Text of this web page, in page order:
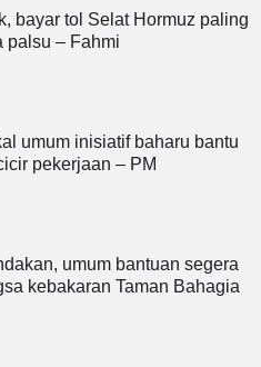
bayar tol Selat Hormuz paling
palsu – Fahmi
umum inisiatif baharu bantu
pekerjaan – PM
umum bantuan segera
kebakaran Taman Bahagia